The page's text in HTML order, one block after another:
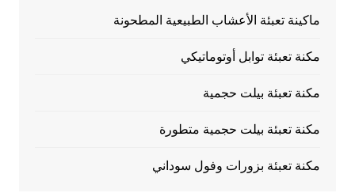
ماكينة تعبئة الأعشاب الطبيعية المطحونة
مكنة تعبئة توابل أوتوماتيكي
مكنة تعبئة بيلت حجمية
مكنة تعبئة بيلت حجمية متطورة
مكنة تعبئة بزورات وفول سوداني